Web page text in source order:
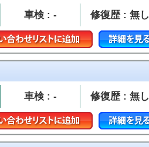
車検 : - 修復歴 : 無し
車検 : - 修復歴 : 無し